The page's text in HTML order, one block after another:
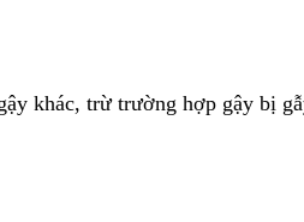
khác, trừ trường hợp gậy bị